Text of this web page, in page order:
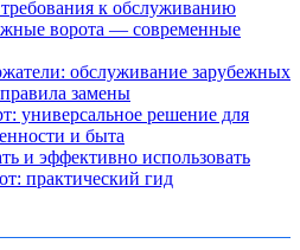
к обслуживанию
ворота — современные
обслуживание зарубежных
замены
универсальное решение для
и быта
и эффективно использовать
практический гид